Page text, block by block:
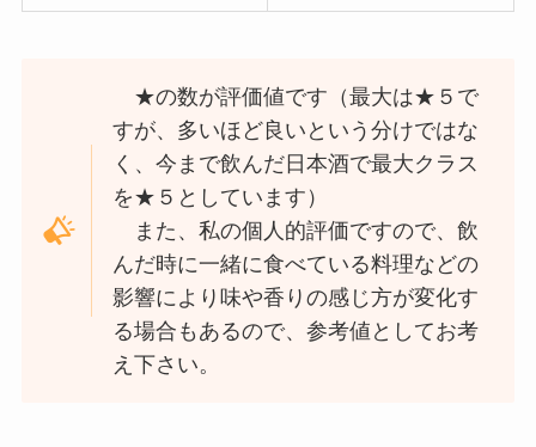
★の数が評価値です（最大は★５で
すが、多いほど良いという分けではな
く、今まで飲んだ日本酒で最大クラス
を★５としています）
また、私の個人的評価ですので、飲
んだ時に一緒に食べている料理などの
影響により味や香りの感じ方が変化す
る場合もあるので、参考値としてお考
え下さい。